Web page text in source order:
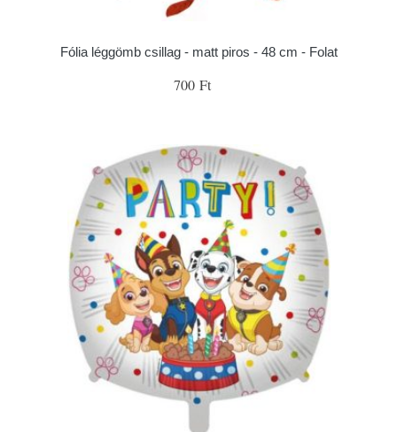
Fólia léggömb csillag - matt piros - 48 cm - Folat
700 Ft